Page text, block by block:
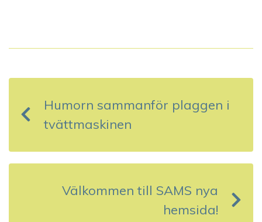
n
g
Humorn sammanför plaggen i
tvättmaskinen
Välkommen till SAMS nya
hemsida!